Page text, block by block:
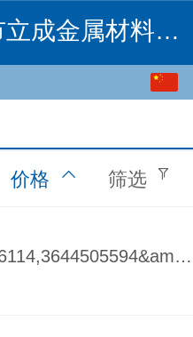
苏州市立成金属材料有限公司
价格 筛选
u=556906114,3644505594&amp;fm=21&amp;gp=0